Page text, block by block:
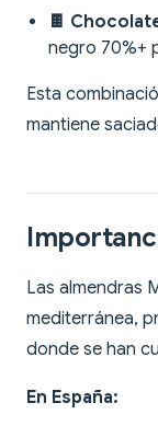
🍫
negro 70%+
Esta
mantiene
Las almendras
mediterránea,
donde se han
En España: